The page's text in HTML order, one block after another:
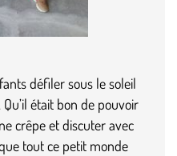
défiler sous le soleil
était bon de pouvoir
crêpe et discuter avec
tout ce petit monde